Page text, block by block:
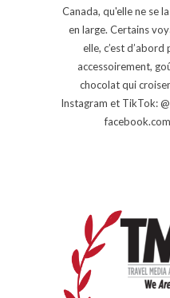
Canada, qu'elle ne se
en large. Certains
elle, c’est
accessoirement,
chocolat qui
Instagram et TikTok: